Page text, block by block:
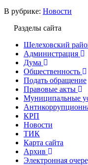
В рубрике: Новости
Разделы сайта
Шелеховский
Администрация
Дума
Общественность
Подать обращение
Правовые акты
Муниципальные
КРП
Новости
ТИК
Карта сайта
Архив
Электронная